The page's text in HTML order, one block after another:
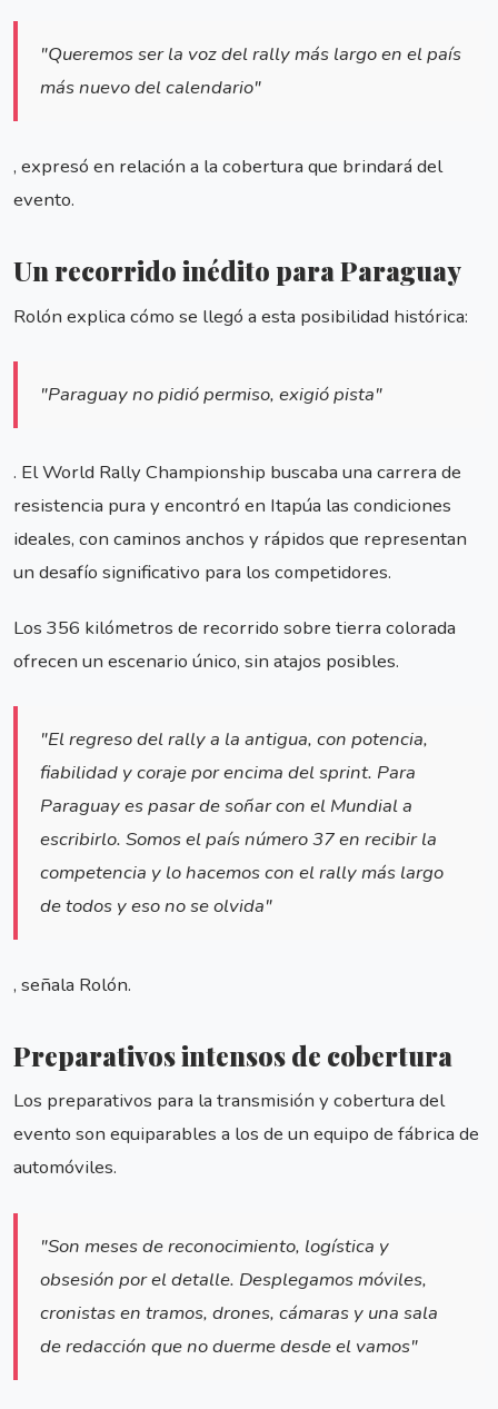
"Queremos ser la voz del rally más largo en el país
más nuevo del calendario"
, expresó en relación a la cobertura que brindará del
evento.
Un recorrido inédito para Paraguay
Rolón explica cómo se llegó a esta posibilidad histórica:
"Paraguay no pidió permiso, exigió pista"
. El World Rally Championship buscaba una carrera de
resistencia pura y encontró en Itapúa las condiciones
ideales, con caminos anchos y rápidos que representan
un desafío significativo para los competidores.
Los 356 kilómetros de recorrido sobre tierra colorada
ofrecen un escenario único, sin atajos posibles.
"El regreso del rally a la antigua, con potencia,
fiabilidad y coraje por encima del sprint. Para
Paraguay es pasar de soñar con el Mundial a
escribirlo. Somos el país número 37 en recibir la
competencia y lo hacemos con el rally más largo
de todos y eso no se olvida"
, señala Rolón.
Preparativos intensos de cobertura
Los preparativos para la transmisión y cobertura del
evento son equiparables a los de un equipo de fábrica de
automóviles.
"Son meses de reconocimiento, logística y
obsesión por el detalle. Desplegamos móviles,
cronistas en tramos, drones, cámaras y una sala
de redacción que no duerme desde el vamos"